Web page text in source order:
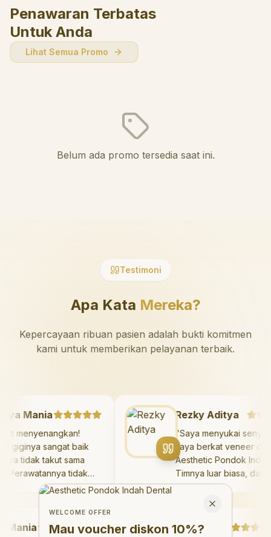
Penawaran Terbatas
Untuk Anda
Lihat Semua Promo
Belum ada promo tersedia saat ini.
Testimoni
Apa Kata Mereka?
Kepercayaan ribuan pasien adalah bukti komitmen
kami untuk memberikan pelayanan terbaik.
Mania
Sangat menyenangkan!
giginya sangat baik
saya tidak takut sama
Perawatannya tidak
dan saya bisa bermain
suka pergi ke dokter
sekarang!"
Rezky Aditya
"Saya menyukai
saya berkat veneer
Aesthetic Pondok
Timnya luar biasa,
hasilnya melebihi
saya. Saya
hari.
Welcome Offer
Mau voucher diskon <strong>10%</strong>?
WELCOME OFFER
Mau voucher diskon 10%?
Close